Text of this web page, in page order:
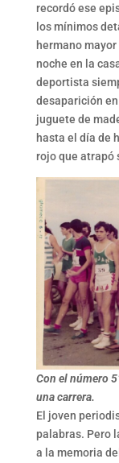
recordó ese
los mínimos
hermano
noche en la
deportista
desaparición
juguete de
hasta el día de
rojo que atrapó
Con el número
una carrera.
El joven
palabras. Pero
a la memoria